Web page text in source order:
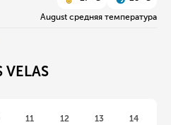
August средняя температура
11 12 13 14